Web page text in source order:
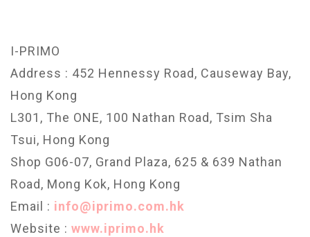
I-PRIMO
Address : 452 Hennessy Road, Causeway Bay,
Hong Kong
L301, The ONE, 100 Nathan Road, Tsim Sha
Tsui, Hong Kong
Shop G06-07, Grand Plaza, 625 & 639 Nathan
Road, Mong Kok, Hong Kong
Email : info@iprimo.com.hk
Website : www.iprimo.hk